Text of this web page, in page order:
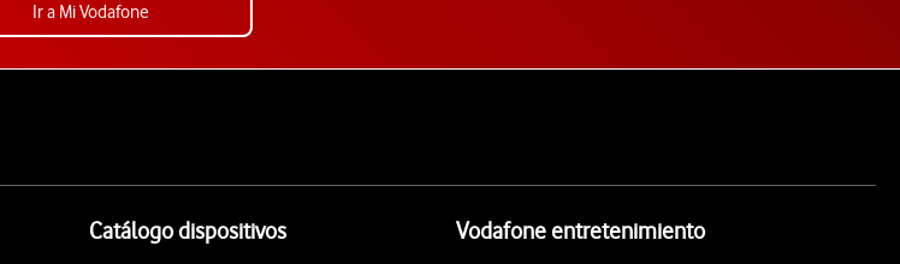
Ir a Mi Vodafone
Catálogo dispositivos Vodafone entretenimiento